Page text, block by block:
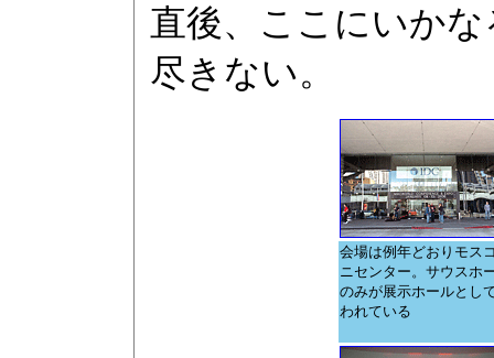
直後、ここにいか
尽きない。
会場は例年どおりモス
ニセンター。サウスホ
のみが展示ホールとし
われている